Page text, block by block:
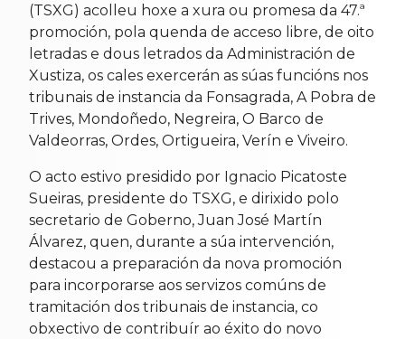
(TSXG) acolleu hoxe a xura ou promesa da 47.ª
promoción, pola quenda de acceso libre, de oito
letradas e dous letrados da Administración de
Xustiza, os cales exercerán as súas funcións nos
tribunais de instancia da Fonsagrada, A Pobra de
Trives, Mondoñedo, Negreira, O Barco de
Valdeorras, Ordes, Ortigueira, Verín e Viveiro.
O acto estivo presidido por Ignacio Picatoste
Sueiras, presidente do TSXG, e dirixido polo
secretario de Goberno, Juan José Martín
Álvarez, quen, durante a súa intervención,
destacou a preparación da nova promoción
para incorporarse aos servizos comúns de
tramitación dos tribunais de instancia, co
obxectivo de contribuír ao éxito do novo